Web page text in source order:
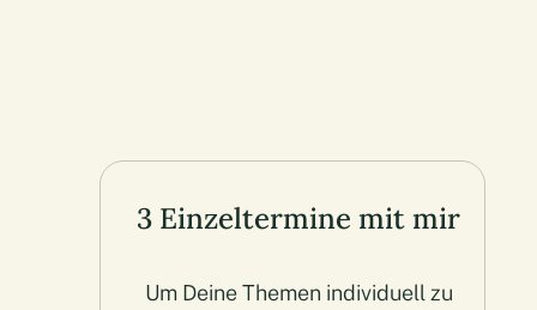
3 Einzeltermine mit mir
Um Deine Themen individuell zu